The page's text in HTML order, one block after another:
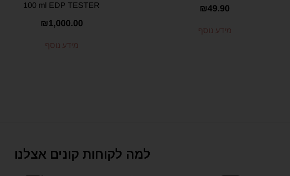
₪49.90
מידע נוסף
100 ml EDP TESTER
₪1,000.00
מידע נוסף
למה לקוחות קונים אצלנו